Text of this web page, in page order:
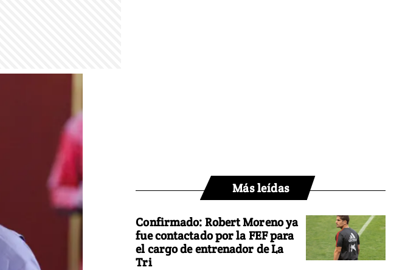
Más leídas
Confirmado: Robert Moreno ya
fue contactado por la FEF para
el cargo de entrenador de La
Tri